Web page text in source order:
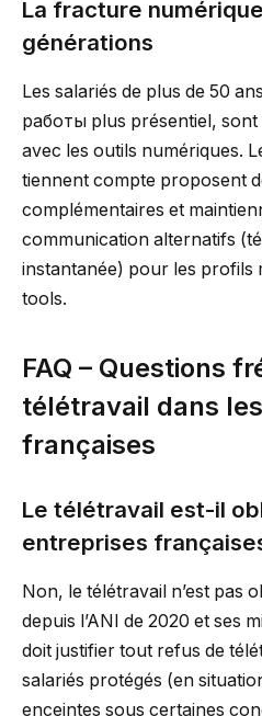
La fracture
générations
Les salariés de plus de 50
работы plus présentiel, sont
avec les outils numériques.
tiennent compte proposent
complémentaires et
communication alternatifs
instantanée) pour les profils
tools.
FAQ – Questions
télétravail dans
françaises
Le télétravail est-il
entreprises
Non, le télétravail n’est pas
depuis l’ANI de 2020 et ses
doit justifier tout refus de
salariés protégés (en
enceintes sous certaines